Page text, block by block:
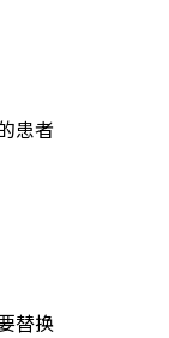
患者
替换